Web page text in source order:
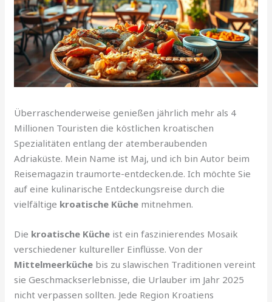
Überraschenderweise genießen jährlich mehr als 4
Millionen Touristen die köstlichen kroatischen
Spezialitäten entlang der atemberaubenden
Adriaküste. Mein Name ist Maj, und ich bin Autor beim
Reisemagazin traumorte-entdecken.de. Ich möchte Sie
auf eine kulinarische Entdeckungsreise durch die
vielfältige kroatische Küche mitnehmen.
Die kroatische Küche ist ein faszinierendes Mosaik
verschiedener kultureller Einflüsse. Von der
Mittelmeerküche bis zu slawischen Traditionen vereint
sie Geschmackserlebnisse, die Urlauber im Jahr 2025
nicht verpassen sollten. Jede Region Kroatiens